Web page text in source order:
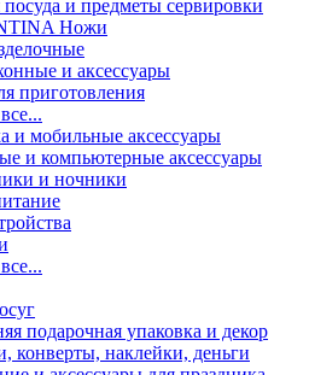
посуда и предметы сервировки
Ножи
и аксессуары
приготовления
и мобильные аксессуары
и компьютерные аксессуары
и ночники
подарочная упаковка и декор
конверты, наклейки, деньги